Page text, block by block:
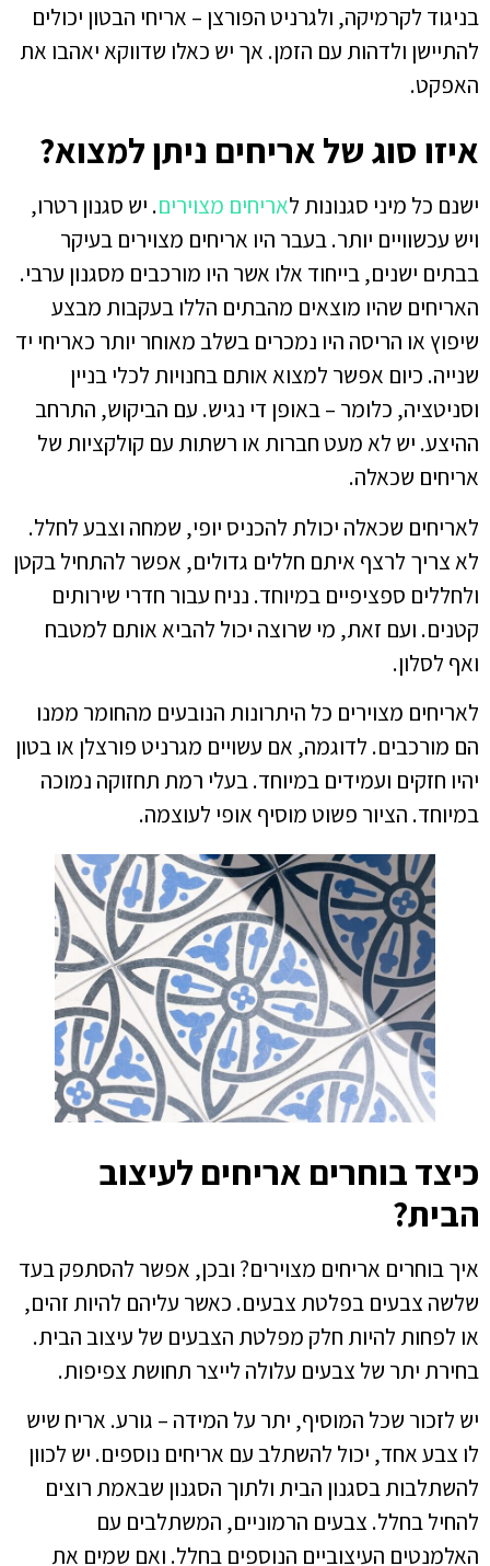
בניגוד לקרמיקה, ולגרניט הפורצן – אריחי הבטון יכולים
להתיישן ולדהות עם הזמן. אך יש כאלו שדווקא יאהבו את
האפקט.
איזו סוג של אריחים ניתן למצוא?
ישנם כל מיני סגנונות לאריחים מצוירים. יש סגנון רטרו,
ויש עכשוויים יותר. בעבר היו אריחים מצוירים בעיקר
בבתים ישנים, בייחוד אלו אשר היו מורכבים מסגנון ערבי.
האריחים שהיו מוצאים מהבתים הללו בעקבות מבצע
שיפוץ או הריסה היו נמכרים בשלב מאוחר יותר כאריחי יד
שנייה. כיום אפשר למצוא אותם בחנויות לכלי בניין
וסניטציה, כלומר – באופן די נגיש. עם הביקוש, התרחב
ההיצע. יש לא מעט חברות או רשתות עם קולקציות של
אריחים שכאלה.
לאריחים שכאלה יכולת להכניס יופי, שמחה וצבע לחלל.
לא צריך לרצף איתם חללים גדולים, אפשר להתחיל בקטן
ולחללים ספציפיים במיוחד. נניח עבור חדרי שירותים
קטנים. ועם זאת, מי שרוצה יכול להביא אותם למטבח
ואף לסלון.
לאריחים מצוירים כל היתרונות הנובעים מהחומר ממנו
הם מורכבים. לדוגמה, אם עשויים מגרניט פורצלן או בטון
יהיו חזקים ועמידים במיוחד. בעלי רמת תחזוקה נמוכה
במיוחד. הציור פשוט מוסיף אופי לעוצמה.
כיצד בוחרים אריחים לעיצוב
הבית?
איך בוחרים אריחים מצוירים? ובכן, אפשר להסתפק בעד
שלשה צבעים בפלטת צבעים. כאשר עליהם להיות זהים,
או לפחות להיות חלק מפלטת הצבעים של עיצוב הבית.
בחירת יתר של צבעים עלולה לייצר תחושת צפיפות.
יש לזכור שכל המוסיף, יתר על המידה – גורע. אריח שיש
לו צבע אחד, יכול להשתלב עם אריחים נוספים. יש לכוון
להשתלבות בסגנון הבית ולתוך הסגנון שבאמת רוצים
להחיל בחלל. צבעים הרמוניים, המשתלבים עם
האלמנטים העיצוביים הנוספים בחלל. ואם שמים את